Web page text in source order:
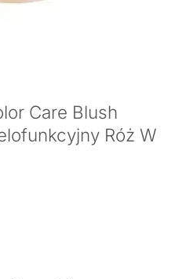
Care Blush
Róż W